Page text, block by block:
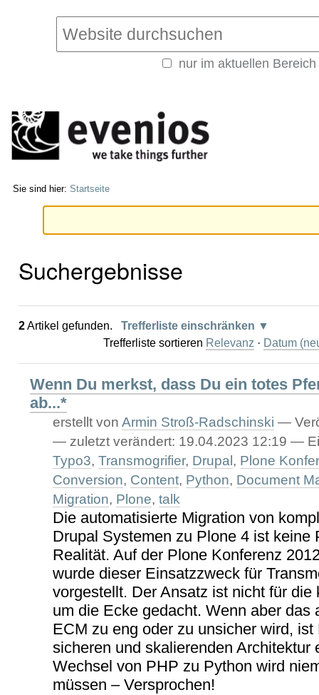
Werkzeuge
Website durchsuchen
nur im aktuellen Bereich
Sie sind hier: Startseite
Suchergebnisse
2Artikel gefunden.
Trefferliste einschränken
Trefferliste sortieren Relevanz · Datum
Wenn Du merkst, dass Du ein totes
ab...*
erstellt vonArmin Stroß-Radschinski —
— zuletzt verändert: 19.04.2023 12:19—
Typo3,Transmogrifier, Drupal , Plone
Conversion, Content, Python, Document
Migration, Plone,talk
Die automatisierte Migration von
Drupal Systemen zu Plone 4 ist keine
Realität. Auf der Plone Konferenz
wurde dieser Einsatzzweck für
vorgestellt. Der Ansatz ist nicht für die
um die Ecke gedacht. Wenn aber das
ECM zu eng oder zu unsicher wird,
sicheren und skalierenden Architektur
Wechsel von PHP zu Python wird
müssen – Versprochen!